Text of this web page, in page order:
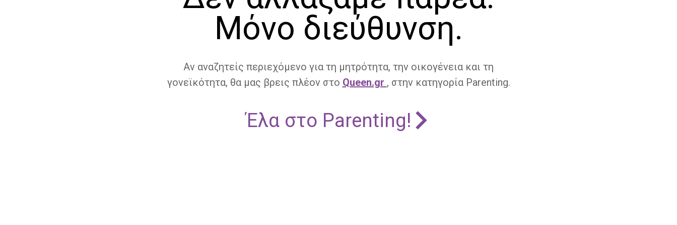
Μόνο διεύθυνση.
Αν αναζητείς περιεχόμενο για τη μητρότητα, την οικογένεια και τη
γονεϊκότητα, θα μας βρεις πλέον στο Queen.gr , στην κατηγορία Parenting.
Έλα στο Parenting!